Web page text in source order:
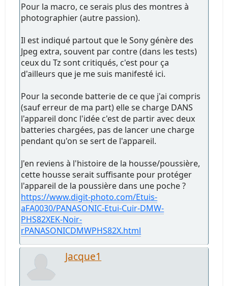
Pour la macro, ce serais plus des montres à
photographier (autre passion).
Il est indiqué partout que le Sony génère des
Jpeg extra, souvent par contre (dans les tests)
ceux du Tz sont critiqués, c'est pour ça
d'ailleurs que je me suis manifesté ici.
Pour la seconde batterie de ce que j'ai compris
(sauf erreur de ma part) elle se charge DANS
l'appareil donc l'idée c'est de partir avec deux
batteries chargées, pas de lancer une charge
pendant qu'on se sert de l'appareil.
J'en reviens à l'histoire de la housse/poussière,
cette housse serait suffisante pour protéger
l'appareil de la poussière dans une poche ?
https://www.digit-photo.com/Etuis-
aFA0030/PANASONIC-Etui-Cuir-DMW-
PHS82XEK-Noir-
rPANASONICDMWPHS82X.html
Jacque1